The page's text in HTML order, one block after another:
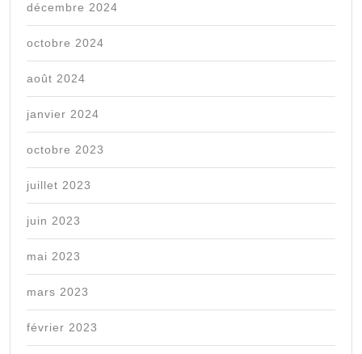
décembre 2024
octobre 2024
août 2024
janvier 2024
octobre 2023
juillet 2023
juin 2023
mai 2023
mars 2023
février 2023